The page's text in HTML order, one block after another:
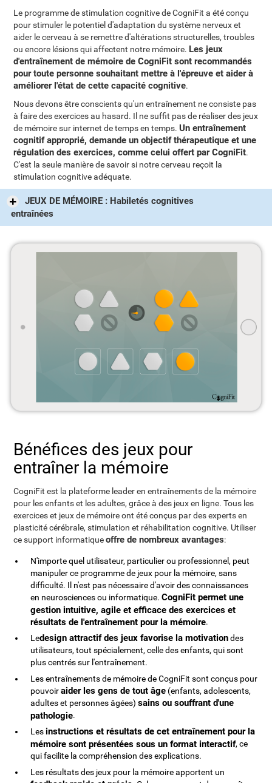
Le programme de stimulation cognitive de CogniFit a été conçu
pour stimuler le potentiel d'adaptation du système nerveux et
aider le cerveau à se remettre d'altérations structurelles, troubles
ou encore lésions qui affectent notre mémoire. Les jeux
d'entraînement de mémoire de CogniFit sont recommandés
pour toute personne souhaitant mettre à l'épreuve et aider à
améliorer l'état de cette capacité cognitive.
Nous devons être conscients qu'un entraînement ne consiste pas
à faire des exercices au hasard. Il ne suffit pas de réaliser des jeux
de mémoire sur internet de temps en temps.Un entraînement
cognitif approprié, demande un objectif thérapeutique et une
régulation des exercices, comme celui offert par CogniFit.
C'est la seule manière de savoir si notre cerveau reçoit la
stimulation cognitive adéquate.
JEUX DE MÉMOIRE : Habiletés cognitives
entraînées
Bénéfices des jeux pour
entraîner la mémoire
CogniFit est la plateforme leader en entraînements de la mémoire
pour les enfants et les adultes, grâce à des jeux en ligne. Tous les
exercices et jeux de mémoire ont été conçus par des experts en
plasticité cérébrale, stimulation et réhabilitation cognitive. Utiliser
ce support informatiqueoffre de nombreux avantages:
N'importe quel utilisateur, particulier ou professionnel, peut
manipuler ce programme de jeux pour la mémoire, sans
difficulté. Il n'est pas nécessaire d'avoir des connaissances
en neurosciences ou informatique.CogniFit permet une
gestion intuitive, agile et efficace des exercices et
résultats de l'entraînement pour la mémoire.
Ledesign attractif des jeux favorise la motivationdes
utilisateurs, tout spécialement, celle des enfants, qui sont
plus centrés sur l'entraînement.
Les entraînements de mémoire de CogniFit sont conçus pour
pouvoiraider les gens de tout âge (enfants, adolescents,
adultes et personnes âgées)sains ou souffrant d'une
pathologie.
Lesinstructions et résultats de cet entraînement pour la
mémoire sont présentées sous un format interactif, ce
qui facilite la compréhension des explications.
Les résultats des jeux pour la mémoire apportent un